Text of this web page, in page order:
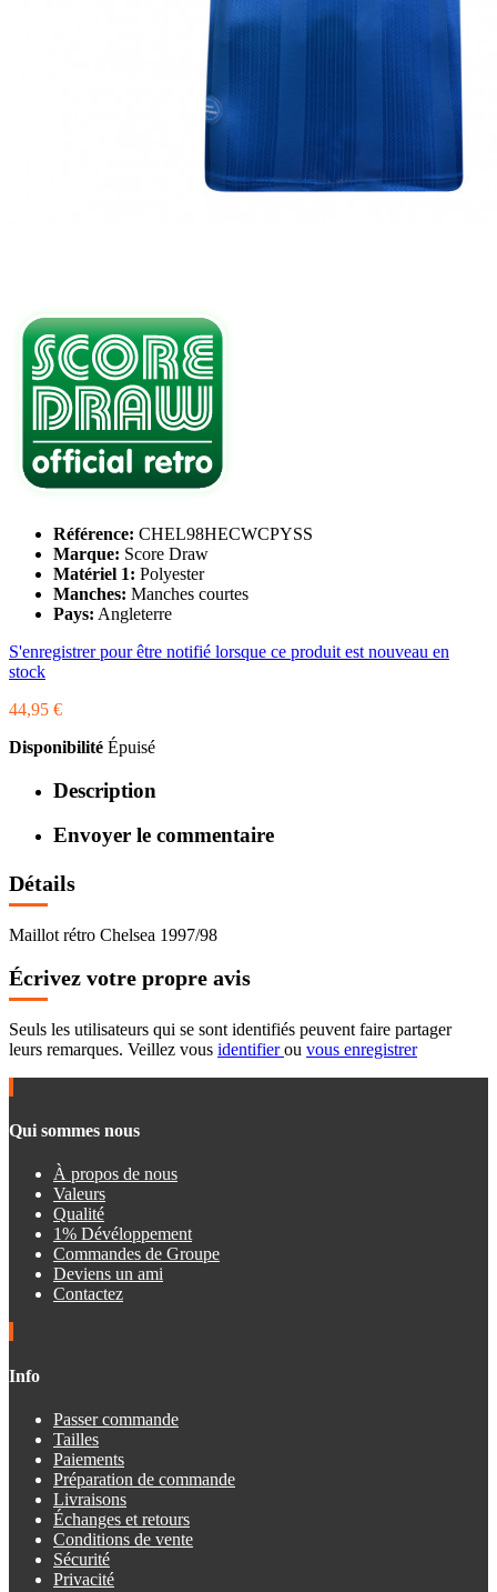
Référence: CHEL98HECWCPYSS
Marque: Score Draw
Matériel 1: Polyester
Manches: Manches courtes
Pays: Angleterre
S'enregistrer pour être notifié lorsque ce produit est nouveau en
stock
44,95 €
Disponibilité Épuisé
Description
Envoyer le commentaire
Détails
Maillot rétro Chelsea 1997/98
Écrivez votre propre avis
Seuls les utilisateurs qui se sont identifiés peuvent faire partager
leurs remarques. Veillez vous identifierou vous enregistrer
Qui sommes nous
À propos de nous
Valeurs
Qualité
1% Dévéloppement
Commandes de Groupe
Deviens un ami
Contactez
Info
Passer commande
Tailles
Paiements
Préparation de commande
Livraisons
Échanges et retours
Conditions de vente
Sécurité
Privacité